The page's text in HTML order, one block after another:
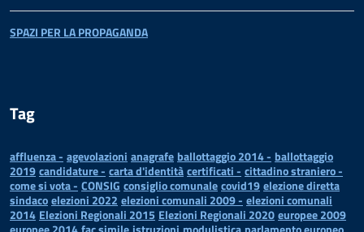
SPAZI PER LA PROPAGANDA
Tag
affluenza - agevolazioni anagrafe ballottaggio 2014 - ballottaggio
2019candidature - carta d'identitàcertificati - cittadino straniero -
come si vota - CONSIG consiglio comunalecovid19elezione diretta
sindacoelezioni 2022 elezioni comunali 2009 - elezioni comunali
2014 Elezioni Regionali 2015 Elezioni Regionali 2020europee 2009